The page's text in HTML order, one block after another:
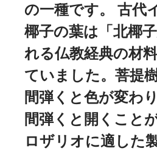
の一種です。 古代
椰子の葉は「北椰
れる仏教経典の材
ていました。菩提
間弾くと色が変わ
間弾くと開くこと
ロザリオに適した